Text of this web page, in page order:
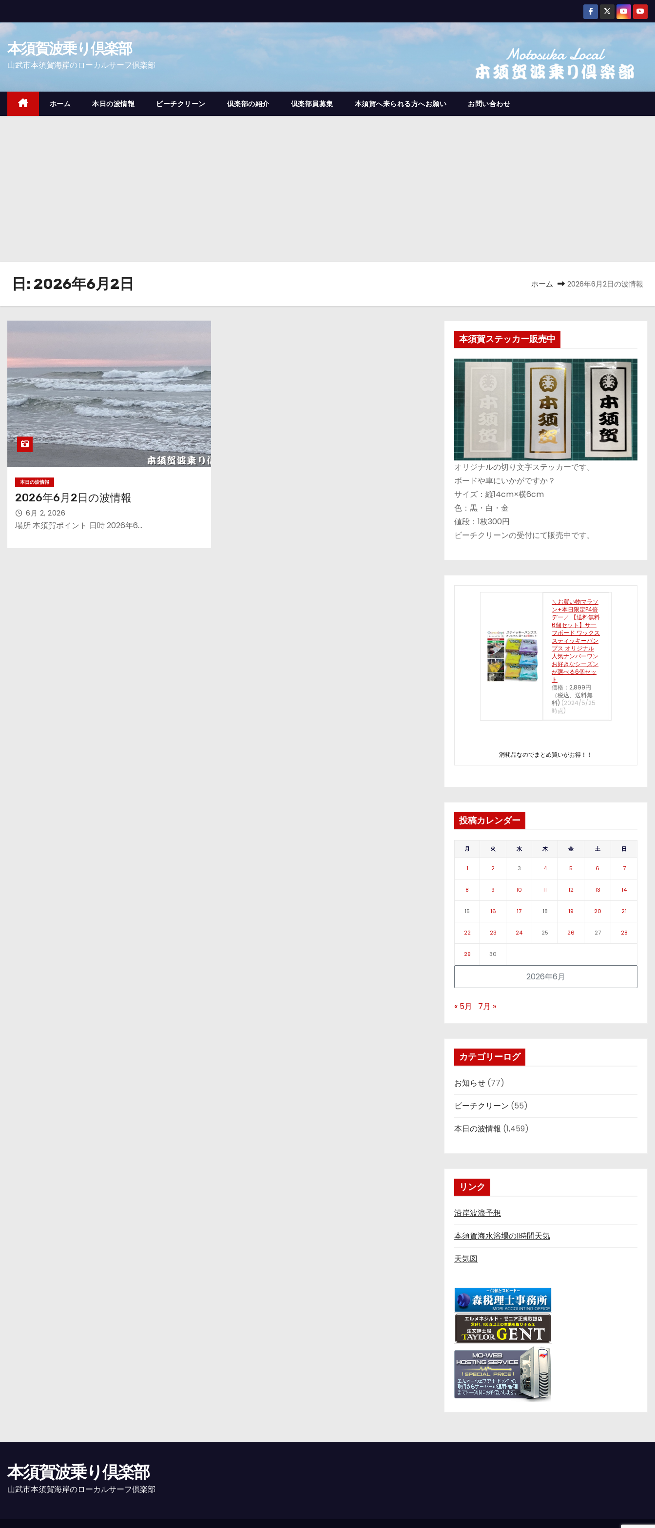
ン
テ
ッ
本須賀波乗り倶楽部
山武市本須賀海岸のローカルサーフ倶楽部
ホーム 本日の波情報 ビーチクリーン 倶楽部の紹介 倶楽部員募集 本須賀へ来られる方へお願い お問い合わせ
日: 2026年6月2日 ホーム 2026年6月2日の波情報
本日の波情報
2026年6月2日の波情報
6月 2, 2026
場所 本須賀ポイント 日時 2026年6…
本須賀ステッカー販売中
オリジナルの切り文字ステッカーです。
ボードや車にいかがですか？
サイズ：縦14cm×横6cm
色：黒・白・金
値段：1枚300円
ビーチクリーンの受付にて販売中です。
＼お買い物マラソ
ン+本日限定P4倍
デー／ 【送料無料
6個セット】サー
フボード ワックス
スティッキーバン
プス オリジナル
人気ナンバーワン
お好きなシーズン
が選べる6個セッ
ト
価格：2,899円
（税込、送料無
料) (2024/5/25
時点)
消耗品なのでまとめ買いがお得！！
投稿カレンダー
2026年6月
月 火 水 木 金 土 日
1 2 3 4 5 6 7
8 9 10 11 12 13 14
15 16 17 18 19 20 21
22 23 24 25 26 27 28
29 30
« 5月 7月 »
カテゴリーログ
お知らせ (77)
ビーチクリーン (55)
本日の波情報 (1,459)
リンク
沿岸波浪予想
本須賀海水浴場の1時間天気
天気図
本須賀波乗り倶楽部
山武市本須賀海岸のローカルサーフ倶楽部